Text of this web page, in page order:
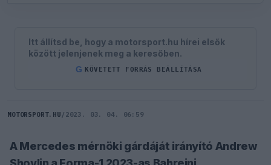
Itt állítsd be, hogy a motorsport.hu hírei elsők
között jelenjenek meg a keresőben.
G KÖVETETT FORRÁS BEÁLLÍTÁSA
MOTORSPORT.HU / 2023. 03. 04. 06:59
A Mercedes mérnöki gárdáját irányító Andrew